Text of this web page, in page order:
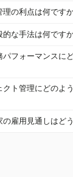
継続的な管理は
、建設、医療
ーズと目標に合
の利点は何です
理は、効率を
、プロジェク
な手法は何です
ャイル、ウォ
ン、ハイブリッ
イルはその適応
。
フォーマンスに
ラクティスを実
減され、組織は
理のために無駄
クト管理にどのよ
ウェアは、計
雇用見通しはど